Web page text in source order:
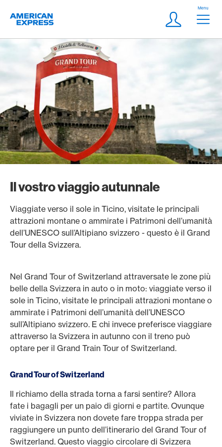
Logo
Meta
Login
Menu
Il vostro viaggio autunnale
Viaggiate verso il sole in Ticino, visitate le principali
attrazioni montane o ammirate i Patrimoni dell’umanità
dell’UNESCO sull’Altipiano svizzero - questo è il Grand
Tour della Svizzera.
Nel Grand Tour of Switzerland attraversate le zone più
belle della Svizzera in auto o in moto: viaggiate verso il
sole in Ticino, visitate le principali attrazioni montane o
ammirate i Patrimoni dell’umanità dell’UNESCO
sull’Altipiano svizzero. E chi invece preferisce viaggiare
attraverso la Svizzera in autunno con il treno può
optare per il Grand Train Tour of Switzerland.
Grand Tour of Switzerland
Il richiamo della strada torna a farsi sentire? Allora
fate i bagagli per un paio di giorni e partite. Ovunque
viviate in Svizzera non dovete fare troppa strada per
raggiungere un punto dell’itinerario del Grand Tour of
Switzerland. Questo viaggio circolare di Svizzera